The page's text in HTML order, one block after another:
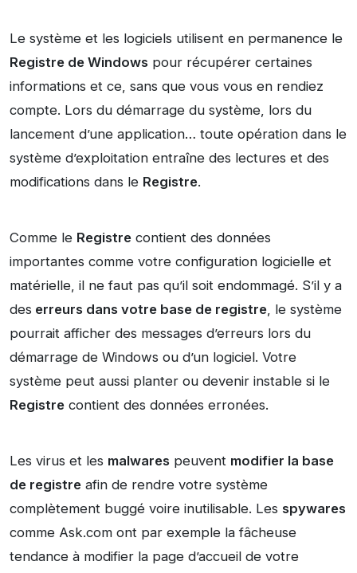
Le système et les logiciels utilisent en permanence le
Registre de Windows pour récupérer certaines
informations et ce, sans que vous vous en rendiez
compte. Lors du démarrage du système, lors du
lancement d’une application… toute opération dans le
système d’exploitation entraîne des lectures et des
modifications dans le Registre.
Comme le Registre contient des données
importantes comme votre configuration logicielle et
matérielle, il ne faut pas qu’il soit endommagé. S’il y a
des erreurs dans votre base de registre, le système
pourrait afficher des messages d’erreurs lors du
démarrage de Windows ou d’un logiciel. Votre
système peut aussi planter ou devenir instable si le
Registre contient des données erronées.
Les virus et les malwares peuvent modifier la base
de registre afin de rendre votre système
complètement buggé voire inutilisable. Les spywares
comme Ask.com ont par exemple la fâcheuse
tendance à modifier la page d’accueil de votre